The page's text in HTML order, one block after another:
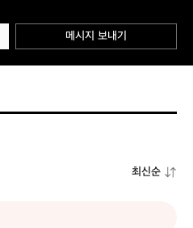
메시지 보내기
최신순